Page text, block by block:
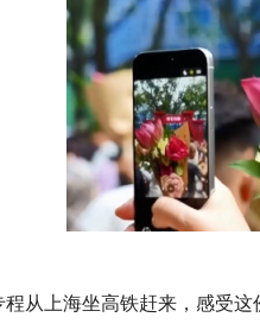
从上海坐高铁赶来，感受这